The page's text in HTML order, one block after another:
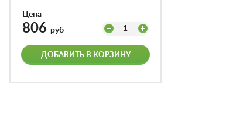
Цена
806 руб 1
ДОБАВИТЬ В КОРЗИНУ